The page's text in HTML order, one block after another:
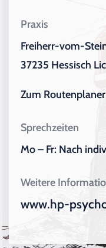
Praxis
Freiherr-vom-
37235 Hessisch
Zum Routenplaner
Sprechzeiten
Mo – Fr: Nach
Weitere
www.hp-